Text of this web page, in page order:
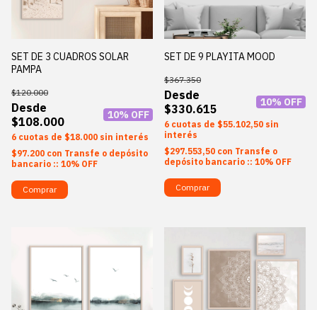
SET DE 3 CUADROS SOLAR
PAMPA
$108.000
$120.000
10% OFF
6 $18.000 sin interés
$97.200 con Transfe o depósito
bancario :: 10% OFF
Comprar
SET DE 9 PLAYITA MOOD
$330.615
$367.350
10% OFF
6 $55.102,50 sin
interés
$297.553,50 con Transfe o
depósito bancario :: 10% OFF
Comprar